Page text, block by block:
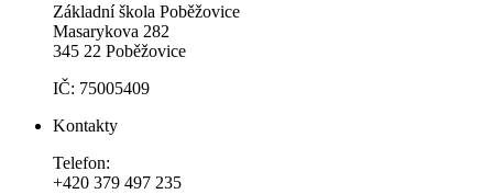
Základní škola Poběžovice
Masarykova 282
345 22 Poběžovice
IČ: 75005409
Kontakty
Telefon:
+420 379 497 235